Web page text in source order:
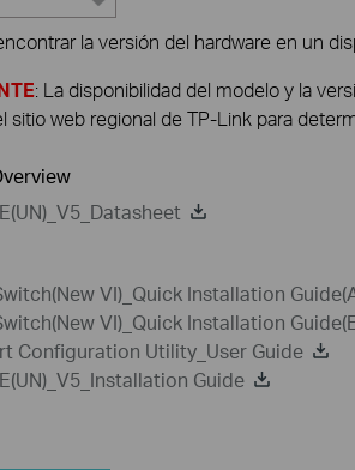
la versión del hardware en un
: La disponibilidad del modelo y la
sitio web regional de TP-Link para
VI)_Quick Installation
VI)_Quick Installation
Configuration Utility_User Guide
Guide